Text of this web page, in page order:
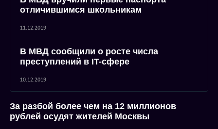
отличившимся школьникам
11.12.2019
В МВД сообщили о росте числа
преступлений в IT-сфере
10.12.2019
За разбой более чем на 12 миллионов
рублей осудят жителей Москвы